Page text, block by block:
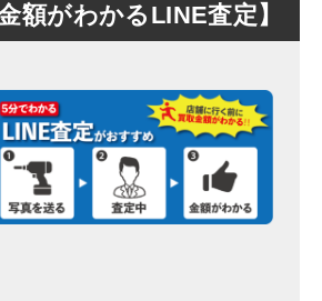
額がわかるLINE査定】